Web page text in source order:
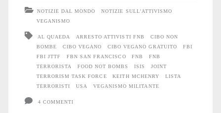
come
l’Isis…
NOTIZIE DAL MONDO
NOTIZIE SULL'ATTIVISMO
VEGANISMO
AL QUAEDA ARRESTO ATTIVISTI FNB
CIBO NON
BOMBE
CIBO VEGANO CIBO VEGANO GRATUITO
FBI
FBI JTTF
FBN SAN FRANCISCO FNB
FNB
TERRORISTA
FOOD NOT BOMBS ISIS
JOINT
TERRORISM TASK FORCE
KEITH MCHENRY
LISTA
TERRORISTI
USA VEGANISMO MILITANTE
4 COMMENTI